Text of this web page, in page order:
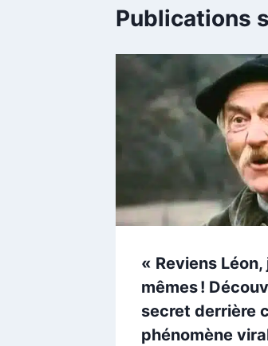
Publications
« Reviens Léon,
mêmes !
secret derrière
phénomène